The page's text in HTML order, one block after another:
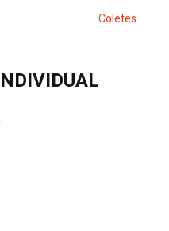
Coletes
de Carga